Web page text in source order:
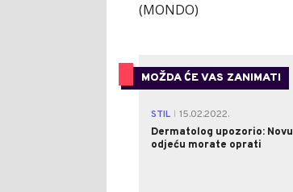
(MONDO)
MOŽDA ĆE VAS ZANIMATI
STIL
15.02.2022.
Dermatolog upozorio: Novu
odjeću morate oprati